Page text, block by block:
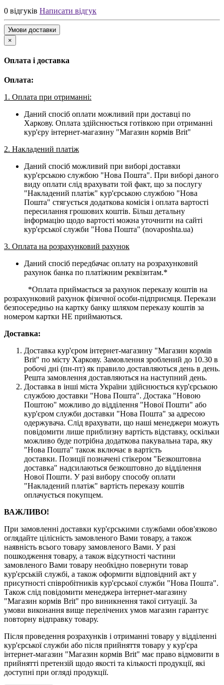
0 відгуків Написати відгук
Умови доставки
×
Оплата і доставка
Оплата:
1. Оплата при отриманні:
Даний спосіб оплати можливий при доставці по
Харкову. Оплата здійснюється готівкою при отриманні
кур'єру інтернет-магазину "Магазин кормів Brit"
2. Накладений платіж
Даний спосіб можливий при виборі доставки
кур'єрською службою "Нова Пошта". При виборі даного
виду оплати слід врахувати той факт, що за послугу
"Накладений платіж" кур'єрською службою "Нова
Пошта" стягується додаткова комісія і оплата вартості
пересилання грошових коштів. Більш детальну
інформацію щодо вартості можна уточнити на сайті
кур'єрської служби "Нова Пошта" (novaposhta.ua)
3. Оплата на розрахунковий рахунок
Даний спосіб передбачає оплату на розрахунковий
рахунок банка по платіжним реквізитам.*
*Оплата приймається за рахунок переказу коштів на
розрахунковий рахунок фізичної особи-підприємця. Перекази
безпосередньо на картку банку шляхом переказу коштів за
номером картки НЕ приймаються.
Доставка:
Доставка кур'єром інтернет-магазину "Магазин кормів
Brit" по місту Харкову. Замовлення зроблений до 10.30 в
робочі дні (пн-пт) як правило доставляються день в день.
Решта замовлення доставляються на наступний день.
Доставка в інші міста України здійснюється кур'єрською
службою доставки "Нова Пошта". Достака "Новою
Поштою" можливо до відділення "Нової Пошти" або
кур'єром служби доставки "Нова Пошта" за адресою
одержувача. Слід врахувати, що наші менеджери можуть
повідомити лише приблизну вартість відставку, оскільки
можливо буде потрібна додаткова пакувальна тара, яку
"Нова Пошта" також включає в вартість
доставки. Позиції позначені стікером "Безкоштовна
доставка" надсилаються безкоштовно до відділення
Нової Пошти. У разі вибору способу оплати
"Накладений платіж" вартість переказу коштів
оплачується покупцем.
ВАЖЛИВО!
При замовленні доставки кур'єрськими службами обов'язково
оглядайте цілісність замовленого Вами товару, а також
наявність всього товару замовленого Вами. У разі
пошкодження товару, а також відсутності частини
замовленого Вами товару необхідно повернути товар
кур'єрській службі, а також оформити відповідний акт у
присутності співробітників кур'єрської служби "Нова Пошта".
Також слід повідомити менеджера інтернет-магазину
"Магазин кормів Brit" про виникнення такої ситуації. За
умови виконання вище перелічених умов магазин гарантує
повторну відправку товару.
Після проведення розрахунків і отриманні товару у відділенні
кур'єрської служби або після прийняття товару у кур'єра
інтернет-магазин "Магазин кормів Brit" має право відмовити в
прийнятті претензій щодо якості та кількості продукції, які
доступні при огляді продукції.